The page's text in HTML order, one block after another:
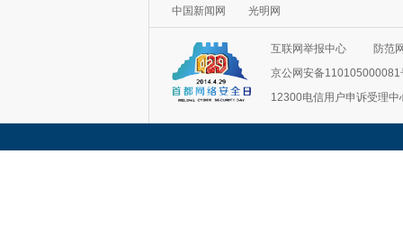
中国新闻网
光明网
互联网举报中心
防范
京公网安备110105000081
12300电信用户申诉受理中